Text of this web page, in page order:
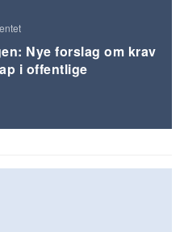
Nye forslag om krav
i offentlige